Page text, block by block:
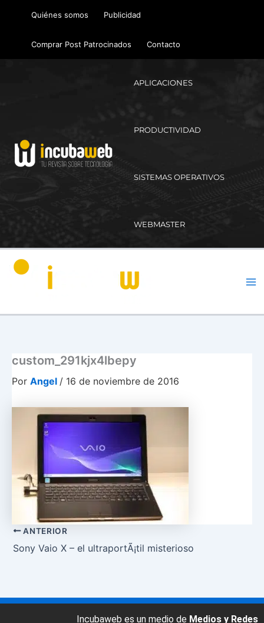
Quiénes somos Publicidad
Comprar Post Patrocinados Contacto
APLICACIONES
PRODUCTIVIDAD
SISTEMAS OPERATIVOS
WEBMASTER
custom_291kjx4lbepy
Por Angel / 16 de noviembre de 2016
ANTERIOR
Sony Vaio X – el ultraportÃ¡til misterioso
Incubaweb es un medio de Medios y Redes